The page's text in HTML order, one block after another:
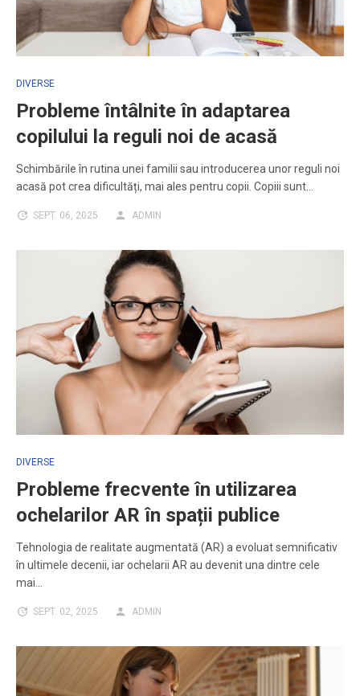
DIVERSE
Probleme întâlnite în adaptarea
copilului la reguli noi de acasă
Schimbările în rutina unei familii sau introducerea unor reguli noi
acasă pot crea dificultăți, mai ales pentru copii. Copiii sunt…
SEPT. 06, 2025 ADMIN
DIVERSE
Probleme frecvente în utilizarea
ochelarilor AR în spații publice
Tehnologia de realitate augmentată (AR) a evoluat semnificativ
în ultimele decenii, iar ochelarii AR au devenit una dintre cele
mai…
SEPT. 02, 2025 ADMIN